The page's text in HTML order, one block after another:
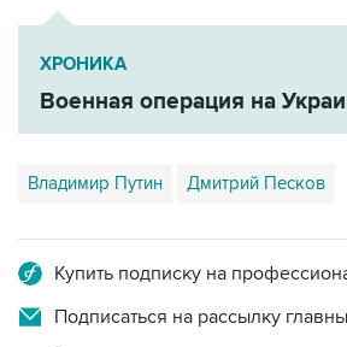
ХРОНИКА
Военная операция на
Владимир Путин Дмитрий Песков
Купить подписку на
Подписаться на рассылку